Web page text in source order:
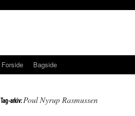
Forside Bagside
Tag-arkiv: Poul Nyrup Rasmussen